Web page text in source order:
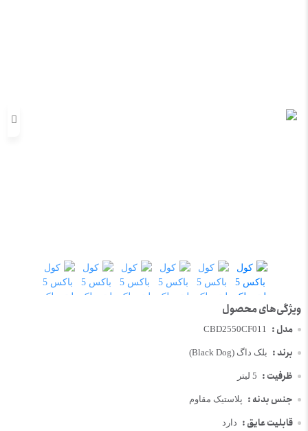
مدل : CBD2550CF011
برند : بلک داگ (Black Dog)
ظرفیت : 5 لیتر
جنس بدنه : پلاستیک مقاوم
قابلیت عایق : دارد